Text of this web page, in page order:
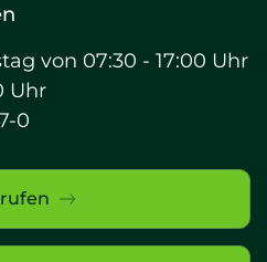
von 07:30 - 17:00 Uhr
Uhr
0